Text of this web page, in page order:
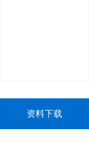
资料下载